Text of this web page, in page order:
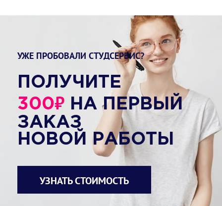
УЖЕ ПРОБОВАЛИ СТУДСЕРВИС?
ПОЛУЧИТЕ
300₽ НА ПЕРВЫЙ
ЗАКАЗ
НОВОЙ РАБОТЫ
УЗНАТЬ СТОИМОСТЬ